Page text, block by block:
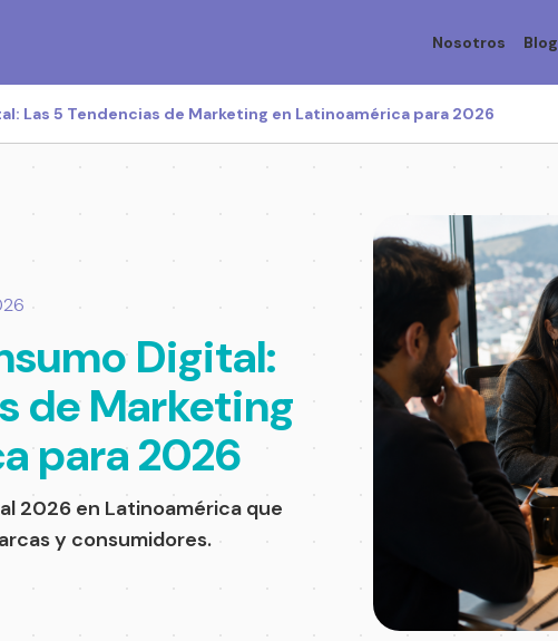
Nosotros Blog
Las 5 Tendencias de Marketing en Latinoamérica para 2026
Digital:
de Marketing
para 2026
2026 en Latinoamérica que
y consumidores.